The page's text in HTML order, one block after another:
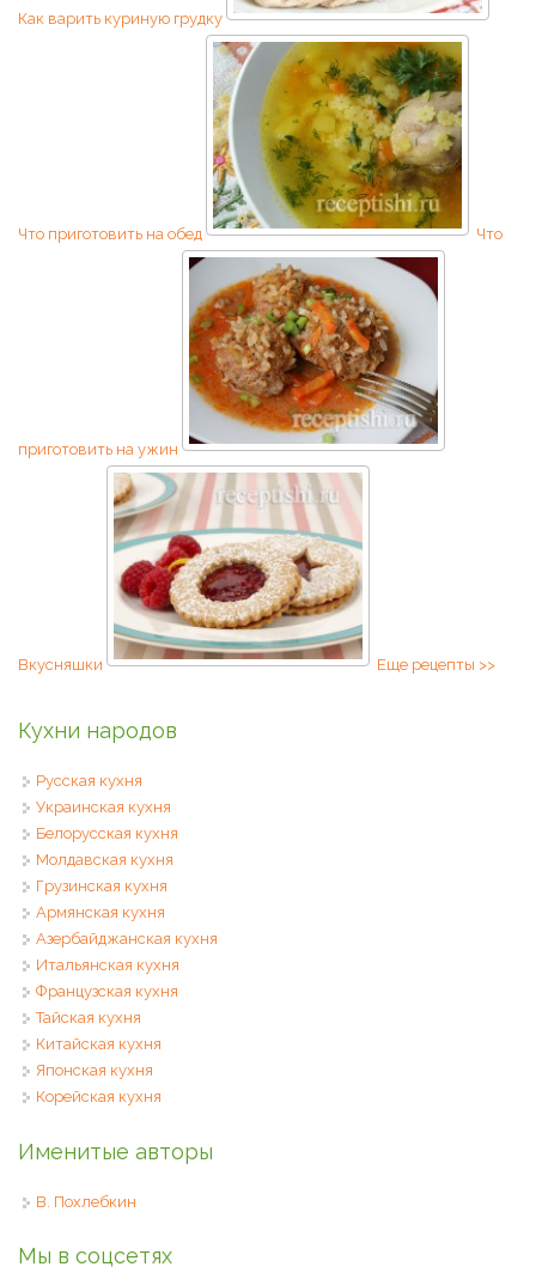
Как варить куриную грудку
Что приготовить на обед Что
приготовить на ужин
Вкусняшки Еще рецепты >>
Кухни народов
Русская кухня
Украинская кухня
Белорусская кухня
Молдавская кухня
Грузинская кухня
Армянская кухня
Азербайджанская кухня
Итальянская кухня
Французская кухня
Тайская кухня
Китайская кухня
Японская кухня
Корейская кухня
Именитые авторы
В. Похлебкин
Мы в соцсетях